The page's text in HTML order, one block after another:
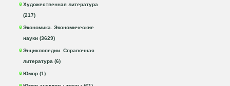
Художественная литература
(217)
Экономика. Экономические
науки (3629)
Энциклопедии. Справочная
литература (6)
Юмор (1)